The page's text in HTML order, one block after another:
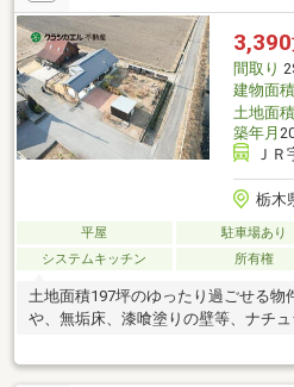
3,390
間取り
建物面積
土地面積
築年月
Ｊ
栃木
平屋 駐車場あり
システムキッチン
所有権
土地面積197坪のゆったり過ごせる物
や、無垢床、漆喰塗りの壁等、ナチュ
広い庭には、薪ストーブ用の薪置場